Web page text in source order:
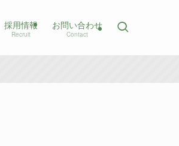
採用情報
Recruit
お問い合わせ
Contact